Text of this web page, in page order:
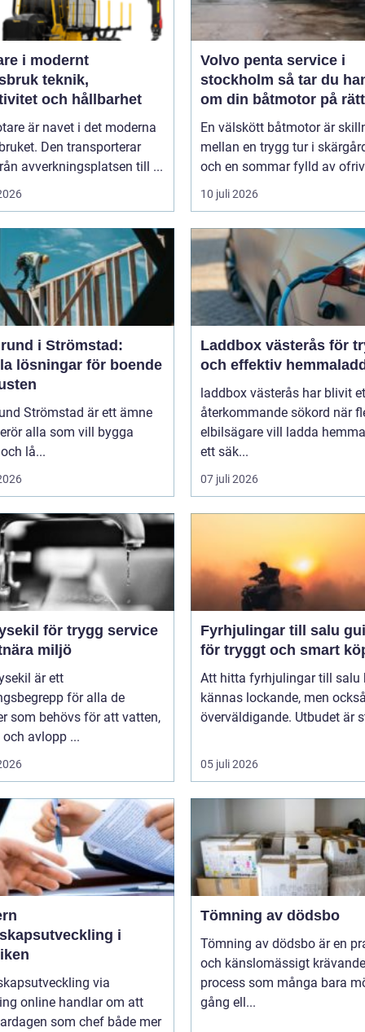
i modernt
teknik,
och hållbarhet
är navet i det moderna
Den transporterar
avverkningsplatsen till ...
Volvo penta service i
stockholm så tar du hand
om din båtmotor på
En välskött båtmotor är
mellan en trygg tur i
och en sommar fylld av
10 juli 2026
i Strömstad:
lösningar för boende
Strömstad är ett ämne
alla som vill bygga
lå...
Laddbox västerås för
och effektiv
laddbox västerås har blivit
återkommande sökord när
elbilsägare vill ladda
ett säk...
07 juli 2026
för trygg service
miljö
är ett
för alla de
som behövs för att vatten,
avlopp ...
Fyrhjulingar till salu guide
för tryggt och smart
Att hitta fyrhjulingar till salu
kännas lockande, men
överväldigande. Utbudet är
05 juli 2026
i
via
online handlar om att
som chef både mer
Tömning av dödsbo
Tömning av dödsbo är en
och känslomässigt krävande
process som många bara
gång ell...